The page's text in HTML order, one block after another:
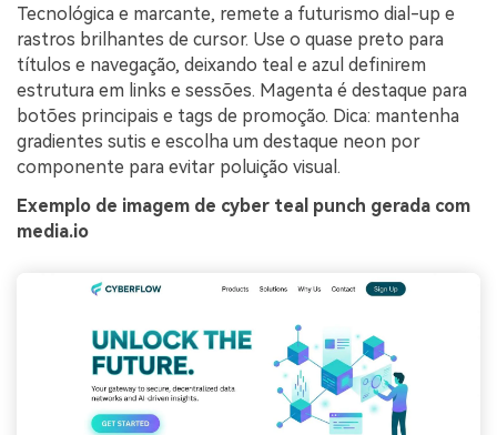
Tecnológica e marcante, remete a futurismo dial-up e
rastros brilhantes de cursor. Use o quase preto para
títulos e navegação, deixando teal e azul definirem
estrutura em links e sessões. Magenta é destaque para
botões principais e tags de promoção. Dica: mantenha
gradientes sutis e escolha um destaque neon por
componente para evitar poluição visual.
Exemplo de imagem de cyber teal punch gerada com
media.io